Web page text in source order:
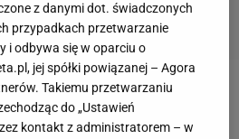
0:2 z trzecim deblem na
Gi Jung Kim/Sa Rang Kim,
z danymi dot. świadczonych
przypadkach przetwarzanie
i odbywa się w oparciu o
jej spółki powiązanej – Agora
Takiemu przetwarzaniu
do „Ustawień
kontakt z administratorem – w